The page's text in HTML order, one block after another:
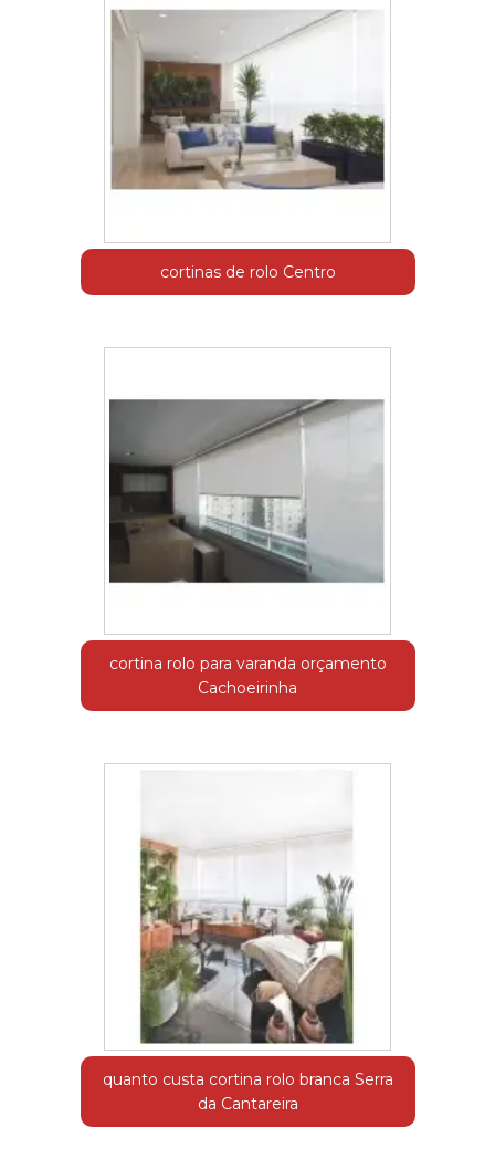
cortinas de rolo Centro
cortina rolo para varanda orçamento
Cachoeirinha
quanto custa cortina rolo branca Serra
da Cantareira